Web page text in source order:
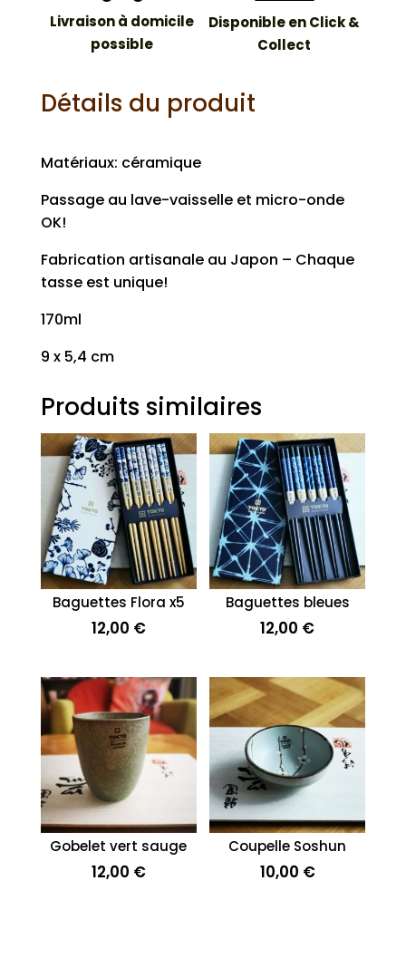
Livraison à domicile
possible
Disponible en Click &
Collect
Détails du produit
Matériaux: céramique
Passage au lave-vaisselle et micro-onde
OK!
Fabrication artisanale au Japon – Chaque
tasse est unique!
170ml
9 x 5,4 cm
Produits similaires
Baguettes Flora x5
12,00 €
Baguettes bleues
12,00 €
Gobelet vert sauge
12,00 €
Coupelle Soshun
10,00 €